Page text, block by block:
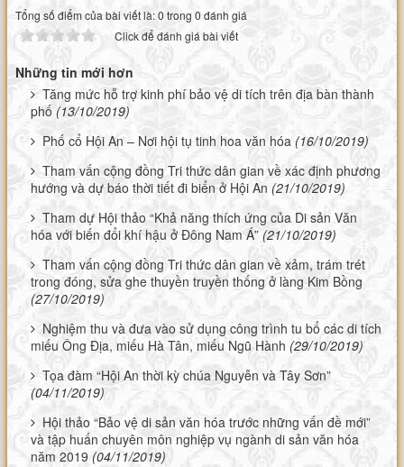
Tổng số điểm của bài viết là: 0 trong 0 đánh giá
Click để đánh giá bài viết
Những tin mới hơn
Tăng mức hỗ trợ kinh phí bảo vệ di tích trên địa bàn thành
phố (13/10/2019)
Phố cổ Hội An – Nơi hội tụ tinh hoa văn hóa (16/10/2019)
Tham vấn cộng đồng Tri thức dân gian về xác định phương
hướng và dự báo thời tiết đi biển ở Hội An (21/10/2019)
Tham dự Hội thảo “Khả năng thích ứng của Di sản Văn
hóa với biến đổi khí hậu ở Đông Nam Á” (21/10/2019)
Tham vấn cộng đồng Tri thức dân gian về xảm, trám trét
trong đóng, sửa ghe thuyền truyền thống ở làng Kim Bồng
(27/10/2019)
Nghiệm thu và đưa vào sử dụng công trình tu bổ các di tích
miếu Ông Địa, miếu Hà Tân, miếu Ngũ Hành (29/10/2019)
Tọa đàm “Hội An thời kỳ chúa Nguyễn và Tây Sơn”
(04/11/2019)
Hội thảo “Bảo vệ di sản văn hóa trước những vấn đề mới”
và tập huấn chuyên môn nghiệp vụ ngành di sản văn hóa
năm 2019 (04/11/2019)